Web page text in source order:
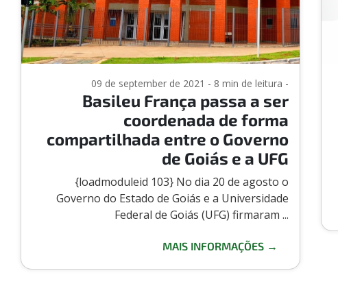
09 de september de 2021 - 8 min de leitura -
Basileu França passa a ser
coordenada de forma
compartilhada entre o Governo
de Goiás e a UFG
{loadmoduleid 103} No dia 20 de agosto o
Governo do Estado de Goiás e a Universidade
Federal de Goiás (UFG) firmaram ...
MAIS INFORMAÇÕES →